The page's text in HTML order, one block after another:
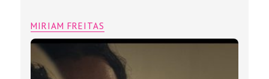
MIRIAM FREITAS